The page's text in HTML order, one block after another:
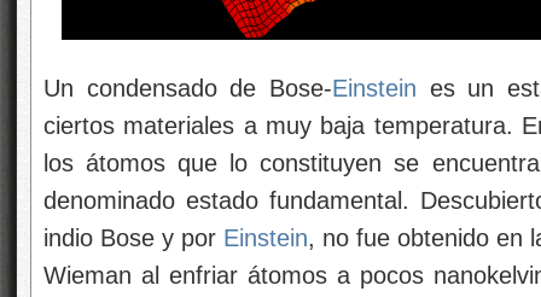
Un condensado de Bose-Einstein es un
ciertos materiales a muy baja temperatura.
los átomos que lo constituyen se
denominado estado fundamental.
indio Bose y por Einstein, no fue obtenido en
Wieman al enfriar átomos a pocos